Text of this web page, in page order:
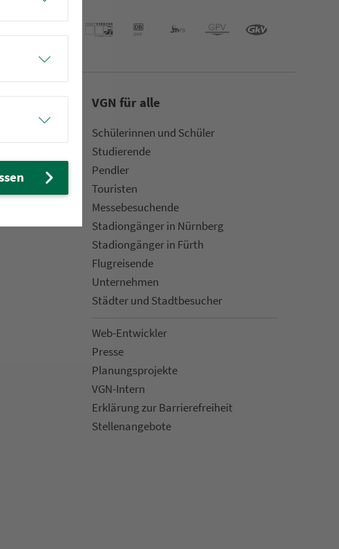
VGN für alle
Schülerinnen und Schüler
Stu­die­rende
Pendler
Touristen
Mes­se­be­suchende
Sta­di­on­gän­ger in Nürn­berg
Sta­di­on­gän­ger in Fürth
Flug­rei­sen­de
Un­ter­neh­men
Städter und Stadt­be­su­cher
Web-Entwickler
Presse
Pla­nungs­pro­jekte
VGN-Intern
Erklärung zur Bar­ri­e­re­frei­heit
Stellenan­ge­bote